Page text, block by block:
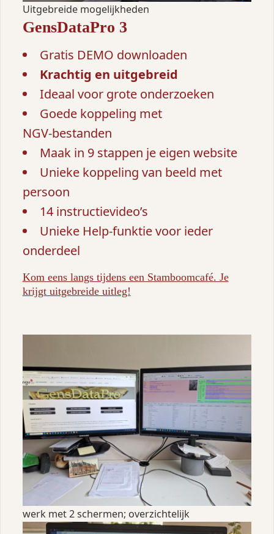
Uitgebreide mogelijkheden
GensDataPro 3
Gratis DEMO downloaden
Krachtig en uitgebreid
Ideaal voor grote onderzoeken
Goede koppeling met
NGV‑bestanden
Maak in 9 stappen je eigen website
Unieke koppeling van beeld met
persoon
14 instructievideo’s
Unieke Help-funktie voor ieder
onderdeel
Kom eens langs tijdens een Stamboomcafé. Je
krijgt uitgebreide uitleg!
werk met 2 schermen; overzichtelijk